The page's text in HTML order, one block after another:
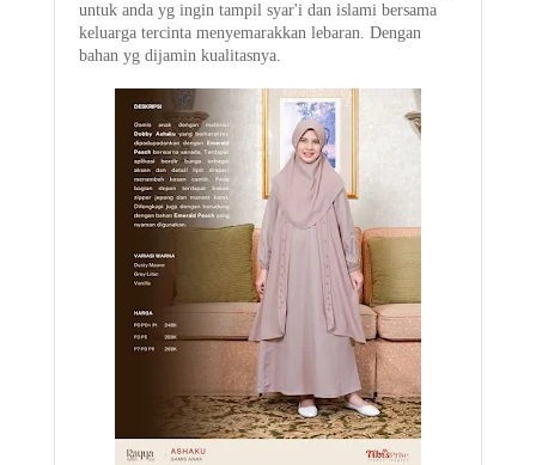
untuk anda yg ingin tampil syar'i dan islami bersama
keluarga tercinta menyemarakkan lebaran. Dengan
bahan yg dijamin kualitasnya.